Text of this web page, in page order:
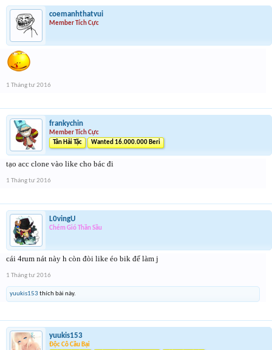
coemanhthatvui
Member Tích Cực
1 Tháng tư 2016
frankychin
Member Tích Cực
Tân Hải Tặc
Wanted 16.000.000 Beri
tạo acc clone vào like cho bác đi
1 Tháng tư 2016
L0vingU
Chém Gió Thần Sầu
cái 4rum nát này h còn đòi like éo bik để làm j
1 Tháng tư 2016
yuukis153 thích bài này.
yuukis153
Độc Cô Cầu Bại